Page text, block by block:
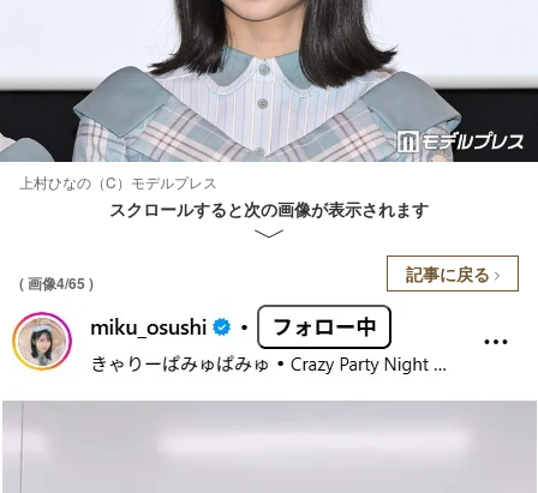
上村ひなの（C）モデルプレス
スクロールすると次の画像が表示されます
( 画像4/65 ) 記事に戻る